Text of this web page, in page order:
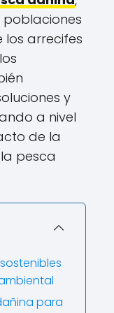
los arrecifes
y
a nivel
de la
pesca
para